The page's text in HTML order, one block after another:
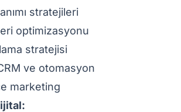
stratejileri
optimizasyonu
stratejisi
ve otomasyon
marketing